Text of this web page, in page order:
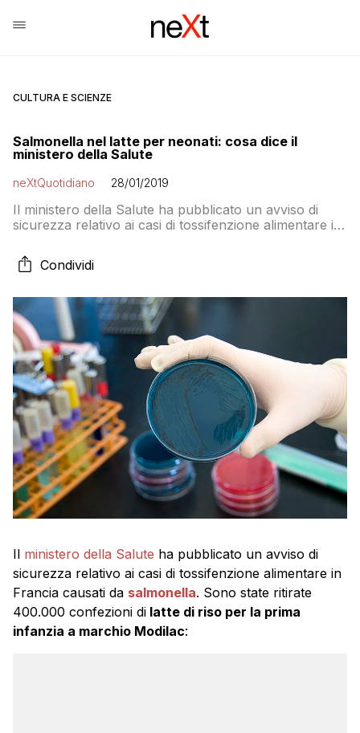
CULTURA E SCIENZE
Salmonella nel latte per neonati: cosa dice il
ministero della Salute
neXtQuotidiano 28/01/2019
Il ministero della Salute ha pubblicato un avviso di
sicurezza relativo ai casi di tossifenzione alimentare in
ritirate 400.000 confezioni di latte di riso per la prima
infanzia a marchio Modilac. In Italia per ora non si ha
Condividi
Il ministero della Salute ha pubblicato un avviso di
sicurezza relativo ai casi di tossifenzione alimentare in
Francia causati da salmonella. Sono state ritirate
400.000 confezioni di latte di riso per la prima
infanzia a marchio Modilac: